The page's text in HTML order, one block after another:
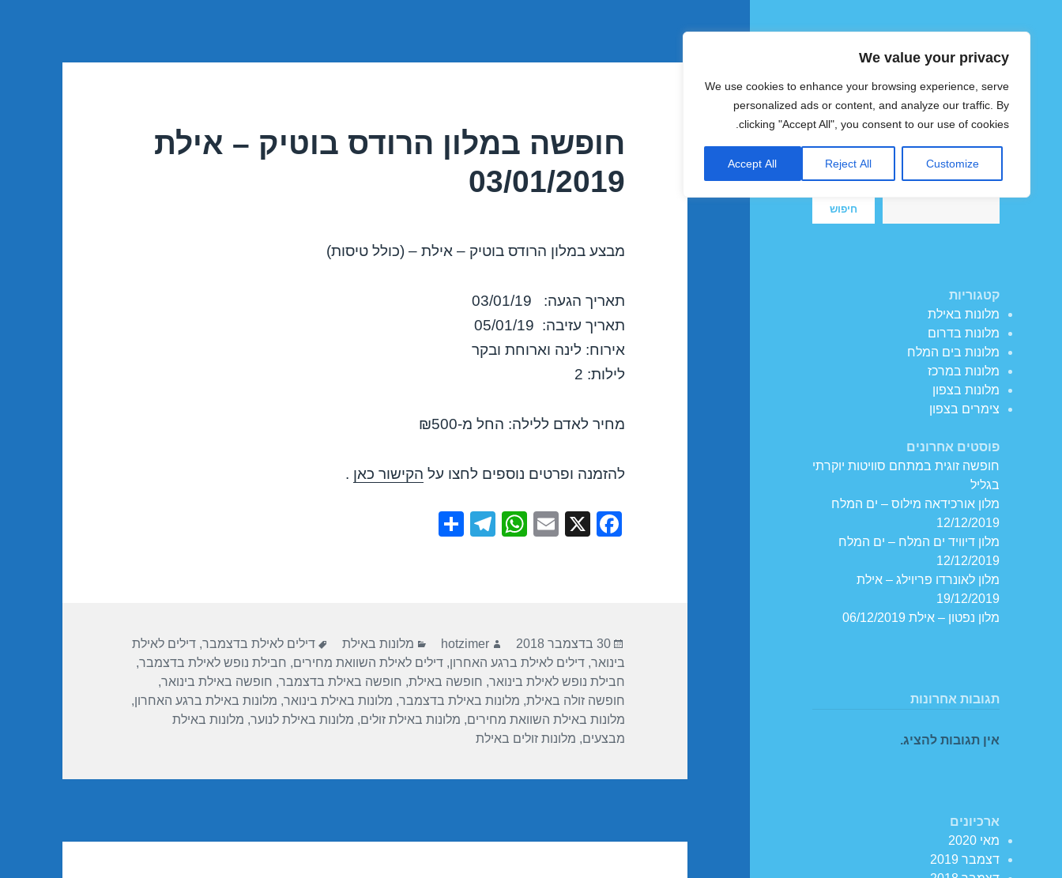
We value your privacy
We use cookies to enhance your browsing experience, serve
personalized ads or content, and analyze our traffic. By
clicking "Accept All", you consent to our use of cookies.
Customize
Reject All
Accept All
צימרים ומלונות זולים בישראל
חיפוש
חיפוש
קטגוריות
מלונות באילת
מלונות בדרום
מלונות בים המלח
מלונות במרכז
מלונות בצפון
צימרים בצפון
פוסטים אחרונים
חופשה זוגית במתחם סוויטות יוקרתי
בגליל
מלון אורכידאה מילוס – ים המלח
12/12/2019
מלון דיוויד ים המלח – ים המלח
12/12/2019
מלון לאונרדו פריוילג – אילת
19/12/2019
מלון נפטון – אילת 06/12/2019
תגובות אחרונות
אין תגובות להציג.
ארכיונים
מאי 2020
דצמבר 2019
חופשה במלון הרודס בוטיק – אילת
03/01/2019
מבצע במלון הרודס בוטיק – אילת – (כולל טיסות)
תאריך הגעה: 03/01/19
תאריך עזיבה: 05/01/19
אירוח: לינה וארוחת ובקר
לילות: 2
מחיר לאדם ללילה: החל מ-₪500
להזמנה ופרטים נוספים לחצו על הקישור כאן .
F
o
o
k
X
E
W
p
p
T
m
פורסם
בתאריך
30 בדצמבר 2018 מחבר
hotzimer קטגוריות
מלונות באילת תגיות
דילים לאילת בדצמבר,דילים לאילת
בינואר,דילים לאילת ברגע האחרון,דילים לאילת השוואת מחירים, חבילת נופש לאילת בדצמבר,
חבילת נופש לאילת בינואר, חופשה באילת, חופשה באילת בדצמבר, חופשה באילת בינואר,
חופשה זולה באילת, מלונות באילת בדצמבר, מלונות באילת בינואר, מלונות באילת ברגע האחרון,
מלונות באילת השוואת מחירים, מלונות באילת זולים, מלונות באילת לנוער, מלונות באילת
מבצעים, מלונות זולים באילת